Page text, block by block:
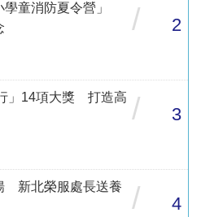
學童消防夏令營」
/ 2
」14項大獎 打造高 / 3
新北榮服處長送養
/ 4